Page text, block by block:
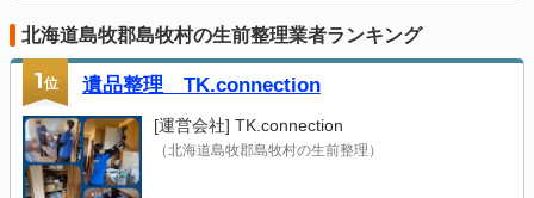
北海道島牧郡島牧村の生前整理業者ランキング
1位 遺品整理 TK.connection
[運営会社] TK.connection
（北海道島牧郡島牧村の生前整理）